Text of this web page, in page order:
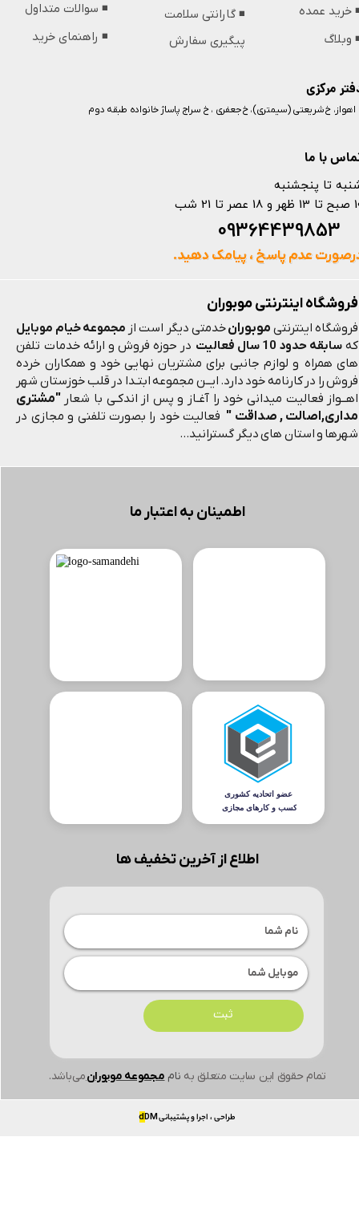
فروشگاه اینترنتی موبوران
فروشگاه اینترنتی موبورانخدمتی دیگر است از مجموعه خیام موبایل
که سابقه حدود 10 سال فعالیت
در حوزه فروش و ارائه خدمات تلفن
های همراه و لوازم جانبی برای مشتریان نهایی خود و همکاران خرده
فروش را در کارنامه خود دارد. ایــن مجموعه ابتـدا در قلب خوزستان شهر
اهــواز فعالیت میدانی خود را آغـاز و پس از اندکـی با شعار "مشتری
مداری,اصالت , صداقت " فعالیت خود را بصورت تلفنی و مجازی در
شهرها و استان های دیگر گسترانید...
تمام حقوق این سایت متعلق به ناممجموعه موبورانمی‌باشد.
اطمینان به اعتبار ما
اطلاع از آخرین تخفیف ها
ثبت
مرکزی
با ما
اهواز، خ شریعتی (سیمتری)، خ جعفری ، خ سراج پاساژ خانواده طبقه دوم
تا پنجشنبه
تا 21 شب
عدم پاسخ ، پیامک دهید.
◾️ سوالات متداول
◾️ راهنمای خرید
خرید عمده
وبلاگ
◾️ گارانتی سلامت
پیگیری سفارش
طراحی ، اجرا و پشتیبانی dDM